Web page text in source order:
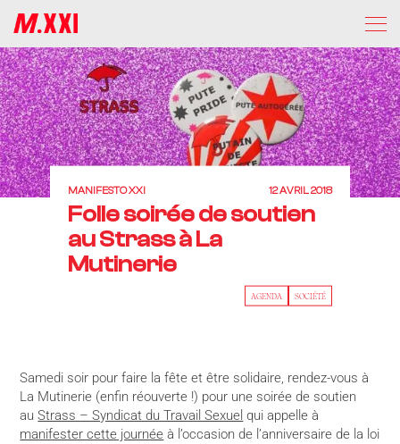
MANIFESTO XXI 12 AVRIL 2018
Folle soirée de soutien
au Strass à La
Mutinerie
AGENDA SOCIÉTÉ
Samedi soir pour faire la fête et être solidaire, rendez-vous à
La Mutinerie (enfin réouverte !) pour une soirée de soutien
auStrass – Syndicat du Travail Sexuel qui appelle à
manifester cette journée à l’occasion de l’anniversaire de la loi